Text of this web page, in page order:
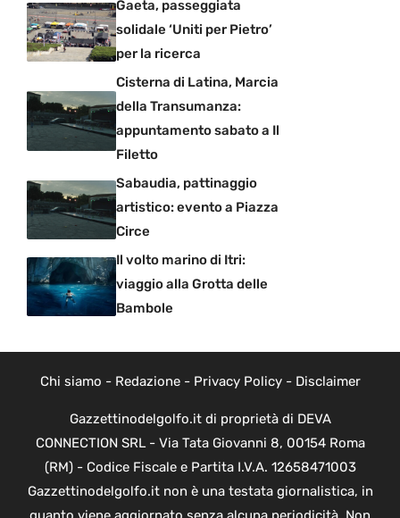
Gaeta, passeggiata
solidale ‘Uniti per Pietro’
per la ricerca
Cisterna di Latina, Marcia
della Transumanza:
appuntamento sabato a Il
Filetto
Sabaudia, pattinaggio
artistico: evento a Piazza
Circe
Il volto marino di Itri:
viaggio alla Grotta delle
Bambole
Chi siamo - Redazione- Privacy Policy- Disclaimer
Gazzettinodelgolfo.it di proprietà di DEVA
CONNECTION SRL - Via Tata Giovanni 8, 00154 Roma
(RM) - Codice Fiscale e Partita I.V.A. 12658471003
Gazzettinodelgolfo.it non è una testata giornalistica, in